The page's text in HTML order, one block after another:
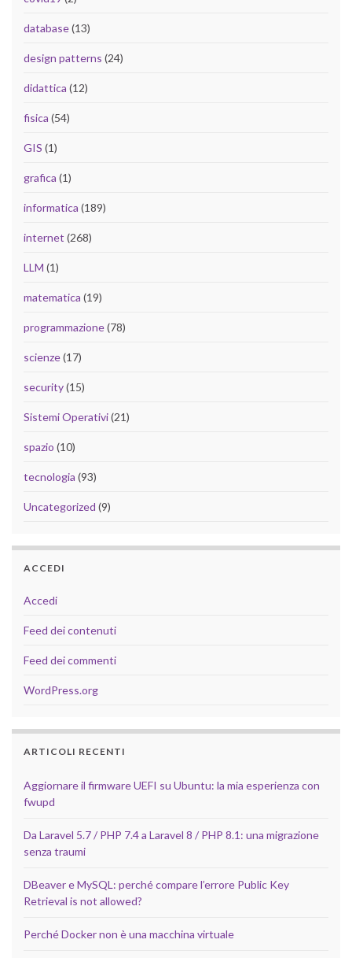
database(13)
design patterns (24)
didattica (12)
fisica (54)
GIS (1)
grafica (1)
informatica (189)
internet (268)
LLM (1)
matematica (19)
programmazione(78)
scienze(17)
security(15)
Sistemi Operativi(21)
spazio (10)
tecnologia (93)
Uncategorized (9)
ACCEDI
Accedi
Feed dei contenuti
Feed dei commenti
WordPress.org
ARTICOLI RECENTI
Aggiornare il firmware UEFI su Ubuntu: la mia esperienza con
fwupd
Da Laravel 5.7 / PHP 7.4 a Laravel 8 / PHP 8.1: una migrazione
senza traumi
DBeaver e MySQL: perché compare l’errore Public Key
Retrieval is not allowed?
Perché Docker non è una macchina virtuale